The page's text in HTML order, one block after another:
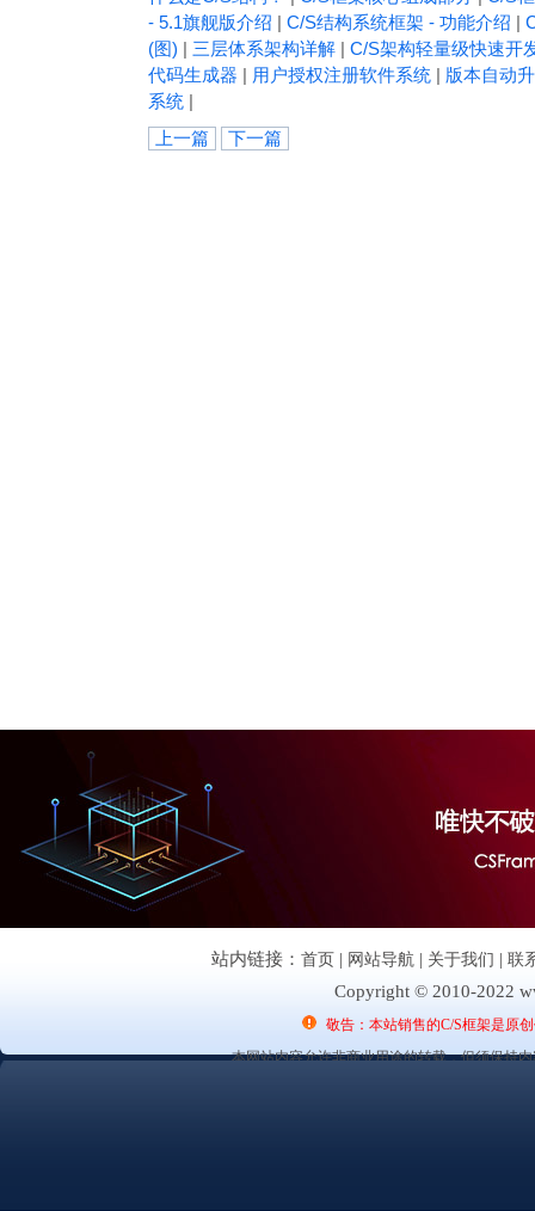
- 5.1旗舰版介绍 | C/S结构系统框架 - 功能介绍 |
(图) | 三层体系架构详解 | C/S架构轻量级快速开
代码生成器 | 用户授权注册软件系统 | 版本自动
系统 |
上一篇
下一篇
站内链接： 首页 | 网站导航 | 关于我们 | 联
Copyright © 2010-2022
敬告：本站销售的C/S框架是原
本网站内容允许非商业用途的转载，但须保持